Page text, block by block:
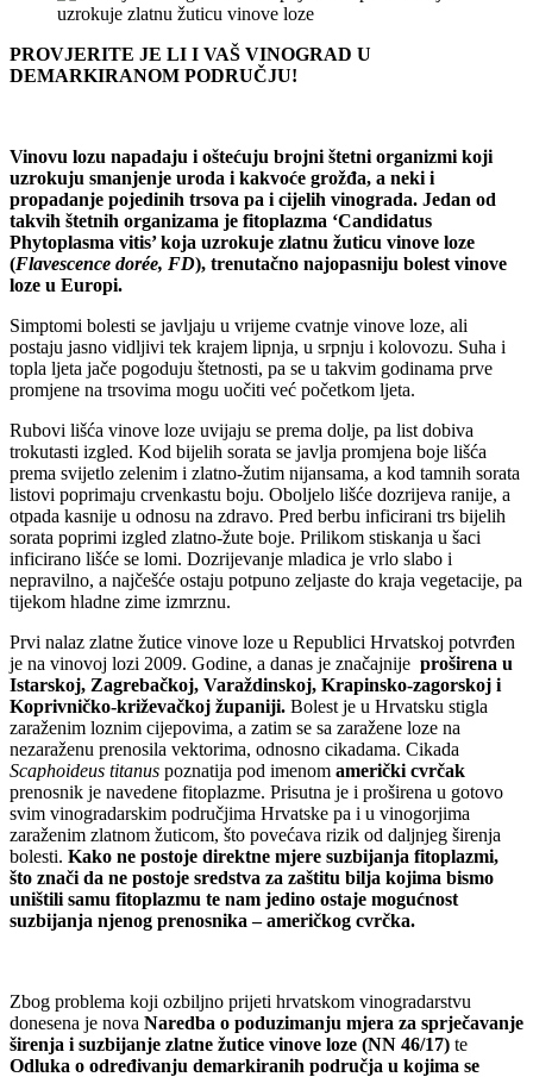
PROVJERITE JE LI I VAŠ VINOGRAD U
DEMARKIRANOM PODRUČJU!
Vinovu lozu napadaju i oštećuju brojni štetni organizmi koji
uzrokuju smanjenje uroda i kakvoće grožđa, a neki i
propadanje pojedinih trsova pa i cijelih vinograda. Jedan od
takvih štetnih organizama je fitoplazma ‘Candidatus
Phytoplasma vitis’ koja uzrokuje zlatnu žuticu vinove loze
(Flavescence dorée, FD), trenutačno najopasniju bolest vinove
loze u Europi.
Simptomi bolesti se javljaju u vrijeme cvatnje vinove loze, ali
postaju jasno vidljivi tek krajem lipnja, u srpnju i kolovozu. Suha i
topla ljeta jače pogoduju štetnosti, pa se u takvim godinama prve
promjene na trsovima mogu uočiti već početkom ljeta.
Rubovi lišća vinove loze uvijaju se prema dolje, pa list dobiva
trokutasti izgled. Kod bijelih sorata se javlja promjena boje lišća
prema svijetlo zelenim i zlatno-žutim nijansama, a kod tamnih sorata
listovi poprimaju crvenkastu boju. Oboljelo lišće dozrijeva ranije, a
otpada kasnije u odnosu na zdravo. Pred berbu inficirani trs bijelih
sorata poprimi izgled zlatno-žute boje. Prilikom stiskanja u šaci
inficirano lišće se lomi. Dozrijevanje mladica je vrlo slabo i
nepravilno, a najčešće ostaju potpuno zeljaste do kraja vegetacije, pa
tijekom hladne zime izmrznu.
Prvi nalaz zlatne žutice vinove loze u Republici Hrvatskoj potvrđen
je na vinovoj lozi 2009. Godine, a danas je značajnije proširena u
Istarskoj, Zagrebačkoj, Varaždinskoj, Krapinsko-zagorskoj i
Koprivničko-križevačkoj županiji. Bolest je u Hrvatsku stigla
zaraženim loznim cijepovima, a zatim se sa zaražene loze na
nezaraženu prenosila vektorima, odnosno cikadama. Cikada
Scaphoideus titanus poznatija pod imenom američki cvrčak
prenosnik je navedene fitoplazme. Prisutna je i proširena u gotovo
svim vinogradarskim područjima Hrvatske pa i u vinogorjima
zaraženim zlatnom žuticom, što povećava rizik od daljnjeg širenja
bolesti. Kako ne postoje direktne mjere suzbijanja fitoplazmi,
što znači da ne postoje sredstva za zaštitu bilja kojima bismo
uništili samu fitoplazmu te nam jedino ostaje mogućnost
suzbijanja njenog prenosnika – američkog cvrčka.
Zbog problema koji ozbiljno prijeti hrvatskom vinogradarstvu
donesena je nova Naredba o poduzimanju mjera za sprječavanje
širenja i suzbijanje zlatne žutice vinove loze (NN 46/17) te
Odluka o određivanju demarkiranih područja u kojima se